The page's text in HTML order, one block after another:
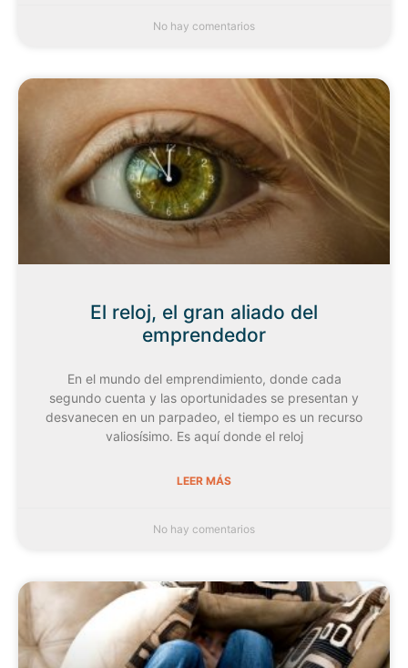
No hay comentarios
El reloj, el gran aliado del
emprendedor
En el mundo del emprendimiento, donde cada
segundo cuenta y las oportunidades se presentan y
desvanecen en un parpadeo, el tiempo es un recurso
valiosísimo. Es aquí donde el reloj
LEER MÁS
No hay comentarios